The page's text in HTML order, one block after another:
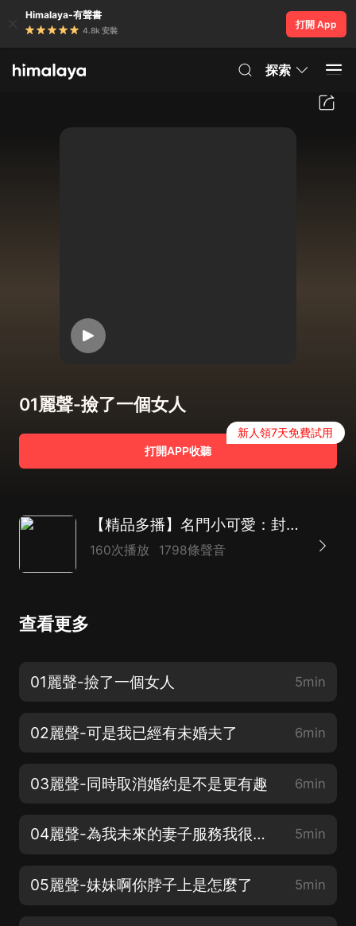
Himalaya-有聲書
4.8k 安裝
打開 App
探索
01麗聲-撿了一個女人
打開APP收聽
新人領7天免費試用
【精品多播】名門小可愛：封太太總是離婚失敗|浪漫言情
160次播放 1798條聲音
查看更多
01麗聲-撿了一個女人 5min
02麗聲-可是我已經有未婚夫了 6min
03麗聲-同時取消婚約是不是更有趣 6min
04麗聲-為我未來的妻子服務我很榮幸 5min
05麗聲-妹妹啊你脖子上是怎麼了 5min